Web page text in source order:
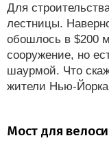
Для
лестницы.
обошлось в $200
сооружение, но
шаурмой. Что
жители Нью-Йорка
Мост для